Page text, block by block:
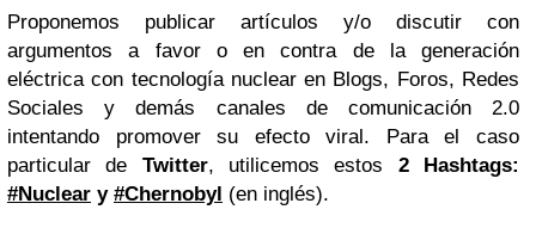
Proponemos publicar artículos y/o discutir con
argumentos a favor o en contra de la generación
eléctrica con tecnología nuclear en Blogs, Foros, Redes
Sociales y demás canales de comunicación 2.0
intentando promover su efecto viral. Para el caso
particular de Twitter, utilicemos estos 2 Hashtags:
#Nuclear y #Chernobyl (en inglés).